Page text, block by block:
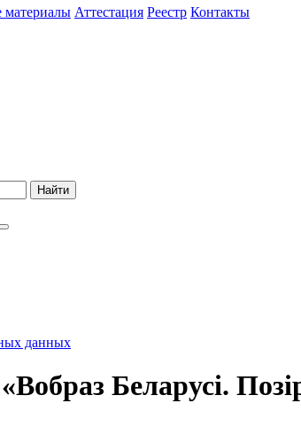
Аттестация Реестр Контакты
Найти
данных
Беларусі.